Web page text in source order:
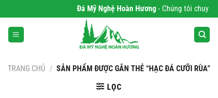
qua
nội
dung
Đá Mỹ Nghệ Hoàn Hương- Chúng tôi chuyên
TRANG CHỦ / SẢN PHẨM ĐƯỢC GẮN THẺ “HẠC ĐÁ CƯỠI RÙA”
LỌC